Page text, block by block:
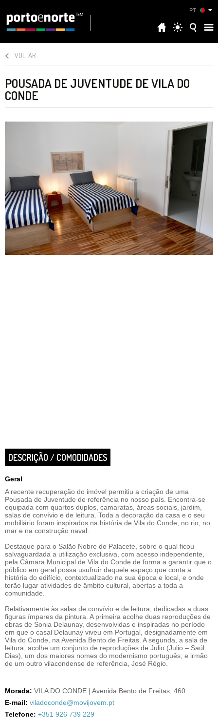
PT
VOLTAR
POUSADA DE JUVENTUDE DE VILA DO
CONDE
DESCRIÇÃO / COMODIDADES
Geral
A recente recuperação do imóvel permitiu a criação de uma
Pousada de Juventude de referência no nosso país. Encontra-se
equipada com quartos duplos, camaratas, áreas sociais, jardim,
salas de convívio e de leitura. Toda a decoração da casa e o seu
mobiliário foram inspirados na história de Vila do Conde, no rio, no
mar e na construção naval.
Destaque para o Salão Nobre do Palacete, sobre o qual ficou
salvaguardada a utilização exclusiva, com acesso independente,
pela Câmara Municipal de Vila do Conde de forma a garantir que o
público em geral possa usufruir daquele espaço que conta a
história do edifício, contextualizado na sua época e local, e onde
terão lugar atividades de âmbito cultural, abertas a toda a
comunidade.
Relativamente às salas de convívio e de leitura, dedicadas a duas
figuras ímpares da pintura. A primeira acolhe duas reproduções de
obras de Sonia Delaunay, desenvolvidas e inspiradas no período
em que o casal Delaunay viveu em Portugal, designadamente em
Vila do Conde, na Avenida Bento de Freitas. A segunda, a sala de
leitura, acolhe um conjunto de reproduções de Julio (Julio – Saúl
Dias), um dos maiores nomes do modernismo português, e irmão
de um outro vilacondense de referência, José Régio.
Morada: VILA DO CONDE | Avenida Bento de Freitas, 460
E-mail: viladoconde@movijovem.pt
Telefone: +351 926 739 229